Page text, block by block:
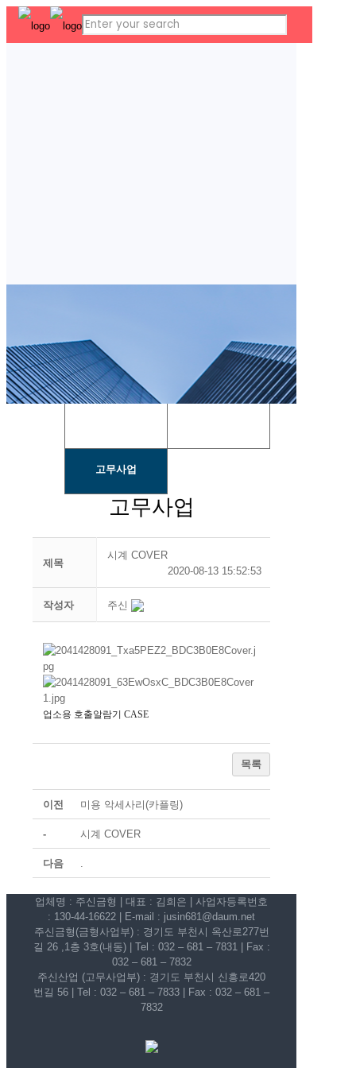
고무사업
고무사업
제목
시계 COVER
2020-08-13 15:52:53
작성자 주신
업소용 호출알람기 CASE
목록
이전 미용 악세사리(카플링)
- 시계 COVER
다음 .
업체명 : 주신금형 | 대표 : 김희은 | 사업자등록번호
: 130-44-16622 | E-mail : jusin681@daum.net
주신금형(금형사업부) : 경기도 부천시 옥산로277번
길 26 ,1층 3호(내동) | Tel : 032 – 681 – 7831 | Fax :
032 – 681 – 7832
주신산업 (고무사업부) : 경기도 부천시 신흥로420
번길 56 | Tel : 032 – 681 – 7833 | Fax : 032 – 681 –
7832